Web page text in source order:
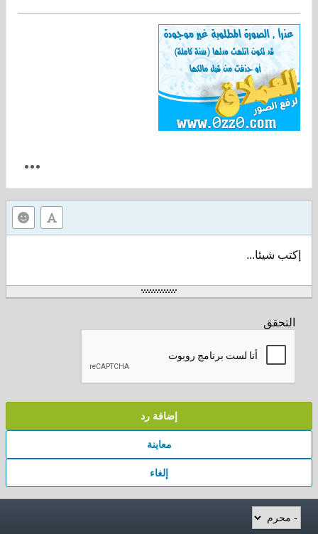
إكتب شيئا...
التحقق
إضافة رد
معاينة
إلغاء